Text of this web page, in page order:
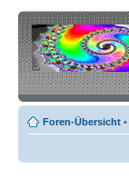
Foren-Übersicht •